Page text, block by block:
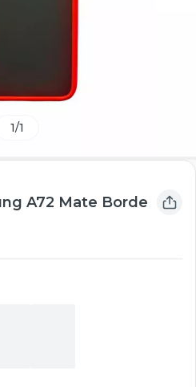
1/1
A72 Mate Borde